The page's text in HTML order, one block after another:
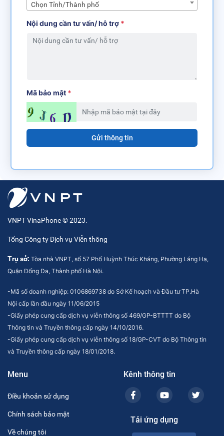
Chọn Tỉnh/Thành phố
Nội dung cần tư vấn/ hỗ trợ *
Mã bảo mật *
Gửi thông tin
VNPT VinaPhone © 2023.
Tổng Công ty Dịch vụ Viễn thông
Trụ sở: Tòa nhà VNPT, số 57 Phố Huỳnh Thúc Kháng, Phường Láng Hạ,
Quận Đống Đa, Thành phố Hà Nội.
-Mã số doanh nghiệp: 0106869738 do Sở Kế hoạch và Đầu tư TP.Hà
Nội cấp lần đầu ngày 11/06/2015
-Giấy phép cung cấp dịch vụ viễn thông số 469/GP-BTTTT do Bộ
Thông tin và Truyền thông cấp ngày 14/10/2016.
-Giấy phép cung cấp dịch vụ viễn thông số 18/GP-CVT do Bộ Thông tin
và Truyền thông cấp ngày 18/01/2018.
Menu
Điều khoản sử dụng
Chính sách bảo mật
Về chúng tôi
Kênh thông tin
Tải ứng dụng